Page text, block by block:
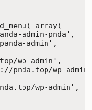
admin-pnda',
admin',
wp-admin',
pnda.top/wp-
wp-admin',